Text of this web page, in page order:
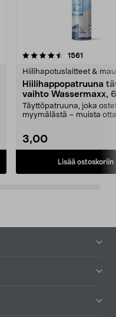
1561
Hiilihapotuslaitteet &
Hiilihappopatruuna
vaihto Wassermaxx,
Täyttöpatruuna, joka
myymälästä – muista
3,00
Lisää ostoskoriin
4.5viidestä